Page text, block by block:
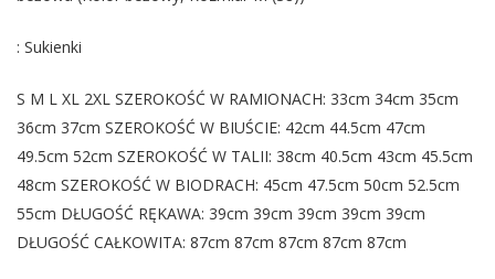
: Sukienki
S M L XL 2XL SZEROKOŚĆ W RAMIONACH: 33cm 34cm 35cm
36cm 37cm SZEROKOŚĆ W BIUŚCIE: 42cm 44.5cm 47cm
49.5cm 52cm SZEROKOŚĆ W TALII: 38cm 40.5cm 43cm 45.5cm
48cm SZEROKOŚĆ W BIODRACH: 45cm 47.5cm 50cm 52.5cm
55cm DŁUGOŚĆ RĘKAWA: 39cm 39cm 39cm 39cm 39cm
DŁUGOŚĆ CAŁKOWITA: 87cm 87cm 87cm 87cm 87cm